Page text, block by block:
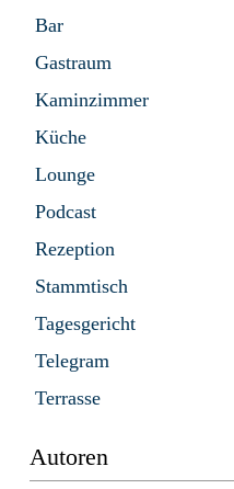
Bar
Gastraum
Kaminzimmer
Küche
Lounge
Podcast
Rezeption
Stammtisch
Tagesgericht
Telegram
Terrasse
Autoren